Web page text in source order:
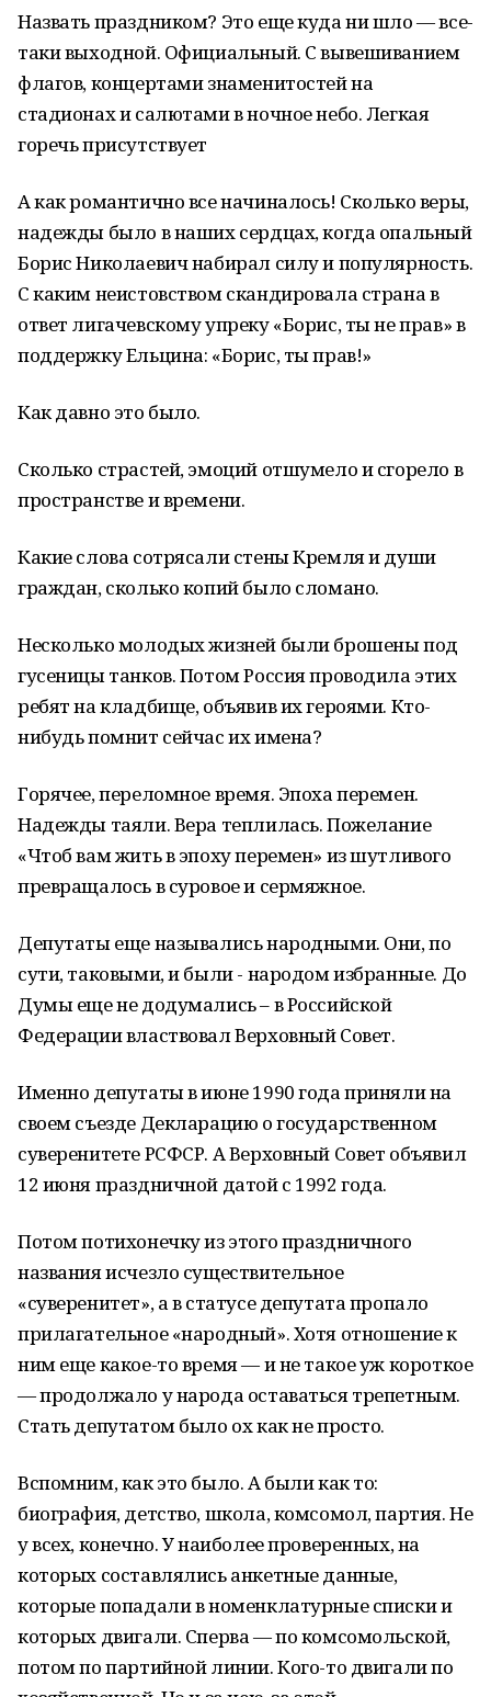
Назвать праздником? Это еще куда ни шло — все-
таки выходной. Официальный. С вывешиванием
флагов, концертами знаменитостей на
стадионах и салютами в ночное небо. Легкая
горечь присутствует
А как романтично все начиналось! Сколько веры,
надежды было в наших сердцах, когда опальный
Борис Николаевич набирал силу и популярность.
С каким неистовством скандировала страна в
ответ лигачевскому упреку «Борис, ты не прав» в
поддержку Ельцина: «Борис, ты прав!»
Как давно это было.
Сколько страстей, эмоций отшумело и сгорело в
пространстве и времени.
Какие слова сотрясали стены Кремля и души
граждан, сколько копий было сломано.
Несколько молодых жизней были брошены под
гусеницы танков. Потом Россия проводила этих
ребят на кладбище, объявив их героями. Кто-
нибудь помнит сейчас их имена?
Горячее, переломное время. Эпоха перемен.
Надежды таяли. Вера теплилась. Пожелание
«Чтоб вам жить в эпоху перемен» из шутливого
превращалось в суровое и сермяжное.
Депутаты еще назывались народными. Они, по
сути, таковыми, и были - народом избранные. До
Думы еще не додумались – в Российской
Федерации властвовал Верховный Совет.
Именно депутаты в июне 1990 года приняли на
своем съезде Декларацию о государственном
суверенитете РСФСР. А Верховный Совет объявил
12 июня праздничной датой с 1992 года.
Потом потихонечку из этого праздничного
названия исчезло существительное
«суверенитет», а в статусе депутата пропало
прилагательное «народный». Хотя отношение к
ним еще какое-то время — и не такое уж короткое
— продолжало у народа оставаться трепетным.
Стать депутатом было ох как не просто.
Вспомним, как это было. А были как то:
биография, детство, школа, комсомол, партия. Не
у всех, конечно. У наиболее проверенных, на
которых составлялись анкетные данные,
которые попадали в номенклатурные списки и
которых двигали. Сперва — по комсомольской,
потом по партийной линии. Кого-то двигали по